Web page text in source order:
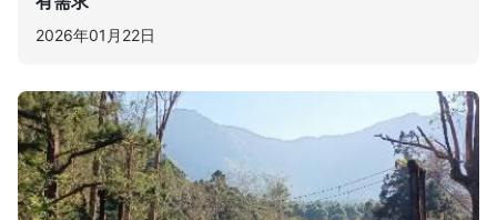
2026年01月22日